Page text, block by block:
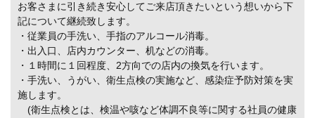
お客さまに引き続き安心してご来店頂きたいという想いから下
記について継続致します。
・従業員の手洗い、手指のアルコール消毒。
・出入口、店内カウンター、机などの消毒。
・１時間に１回程度、2方向での店内の換気を行います。
・手洗い、うがい、衛生点検の実施など、感染症予防対策を実
施します。
(衛生点検とは、検温や咳など体調不良等に関する社員の健康